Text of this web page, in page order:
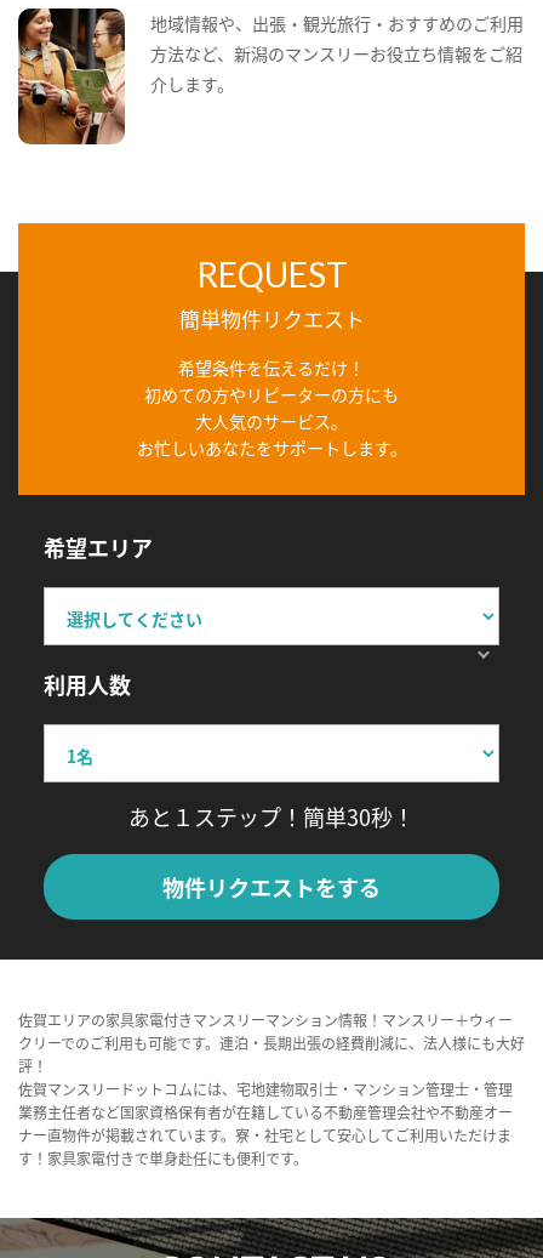
地域情報や、出張・観光旅行・おすすめのご利用
方法など、新潟のマンスリーお役立ち情報をご紹
介します。
REQUEST
簡単物件リクエスト
希望条件を伝えるだけ！
初めての方やリピーターの方にも
大人気のサービス。
お忙しいあなたをサポートします。
希望エリア
利用人数
あと１ステップ！簡単30秒！
物件リクエストをする
佐賀エリアの家具家電付きマンスリーマンション情報！マンスリー＋ウィー
クリーでのご利用も可能です。連泊・長期出張の経費削減に、法人様にも大好
評！
佐賀マンスリードットコムには、宅地建物取引士・マンション管理士・管理
業務主任者など国家資格保有者が在籍している不動産管理会社や不動産オー
ナー直物件が掲載されています。寮・社宅として安心してご利用いただけま
す！家具家電付きで単身赴任にも便利です。